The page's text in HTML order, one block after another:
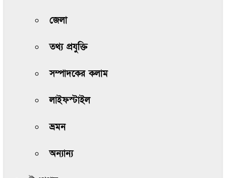
জেলা
তথ্য প্রযুক্তি
সম্পাদকের কলাম
লাইফস্টাইল
ভ্রমন
অন্যান্য